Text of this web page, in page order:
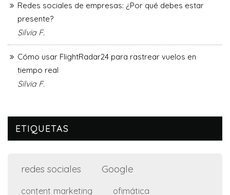
Redes sociales de empresas: ¿Por qué debes estar
presente?
Silvia F.
Cómo usar FlightRadar24 para rastrear vuelos en
tiempo real
Silvia F.
ETIQUETAS
redes sociales Google
content marketing ofimática